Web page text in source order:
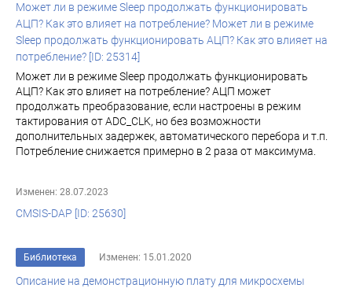
Может ли в режиме Sleep продолжать функционировать
АЦП? Как это влияет на потребление? Может ли в режиме
Sleep продолжать функционировать АЦП? Как это влияет на
потребление? [ID: 25314]
Может ли в режиме Sleep продолжать функционировать
АЦП? Как это влияет на потребление? АЦП может
продолжать преобразование, если настроены в режим
тактирования от ADC_CLK, но без возможности
дополнительных задержек, автоматического перебора и т.п.
Потребление снижается примерно в 2 раза от максимума.
Изменен: 28.07.2023
CMSIS-DAP [ID: 25630]
Библиотека Изменен: 15.01.2020
Описание на демонстрационную плату для микросхемы